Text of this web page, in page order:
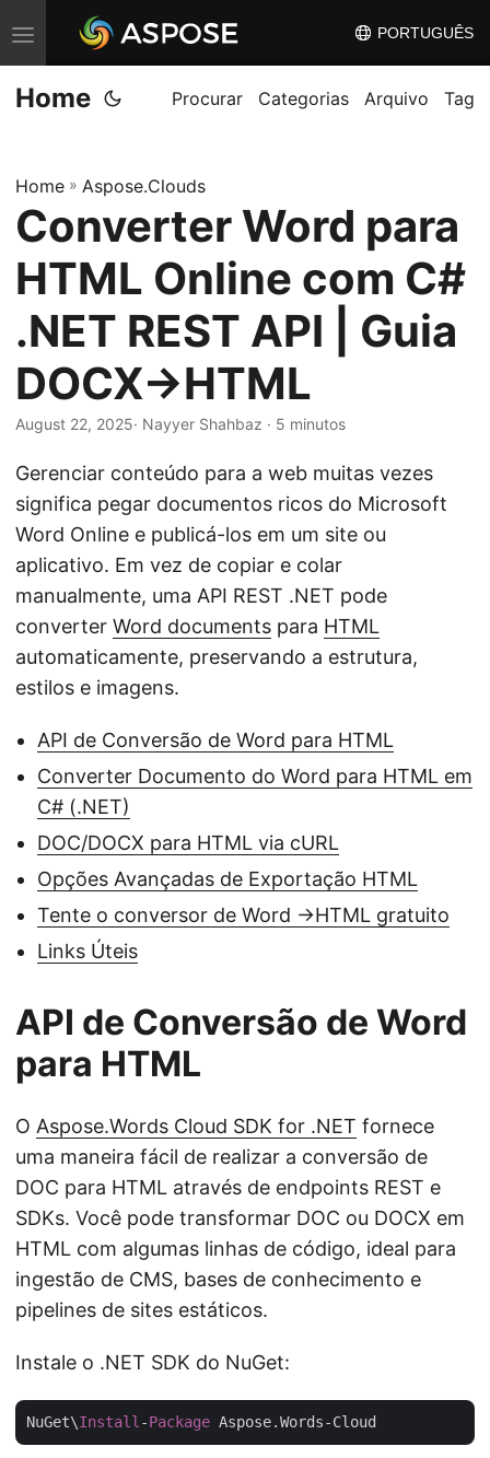
A
l
t
n
a
n
a
v
e
g
a
ç
ã
o
PORTUGUÊS
Home Procurar Categorias Arquivo Tag
Home » Aspose.Clouds
Converter Word para
HTML Online com C#
.NET REST API | Guia
DOCX→HTML
August 22, 2025· Nayyer Shahbaz · 5 minutos
Gerenciar conteúdo para a web muitas vezes
significa pegar documentos ricos do Microsoft
Word Online e publicá-los em um site ou
aplicativo. Em vez de copiar e colar
manualmente, uma API REST .NET pode
converter Word documents para HTML
automaticamente, preservando a estrutura,
estilos e imagens.
API de Conversão de Word para HTML
Converter Documento do Word para HTML em
C# (.NET)
DOC/DOCX para HTML via cURL
Opções Avançadas de Exportação HTML
Tente o conversor de Word ->HTML gratuito
Links Úteis
API de Conversão de Word
para HTML
O Aspose.Words Cloud SDK for .NET fornece
uma maneira fácil de realizar a conversão de
DOC para HTML através de endpoints REST e
SDKs. Você pode transformar DOC ou DOCX em
HTML com algumas linhas de código, ideal para
ingestão de CMS, bases de conhecimento e
pipelines de sites estáticos.
Instale o .NET SDK do NuGet:
NuGet\Install -Package